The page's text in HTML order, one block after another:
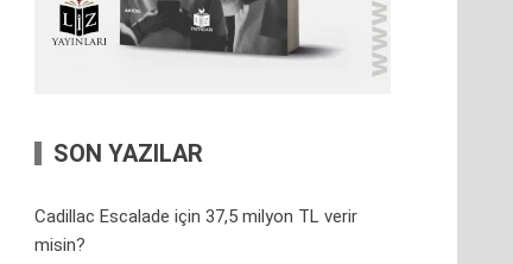
SON YAZILAR
Cadillac Escalade için 37,5 milyon TL verir
misin?